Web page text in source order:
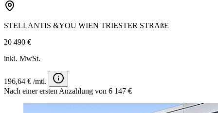
STELLANTIS &YOU WIEN TRIESTER STRAßE
20 490 €
inkl. MwSt.
196,64 € /mtl.
Nach einer ersten Anzahlung von 6 147 €